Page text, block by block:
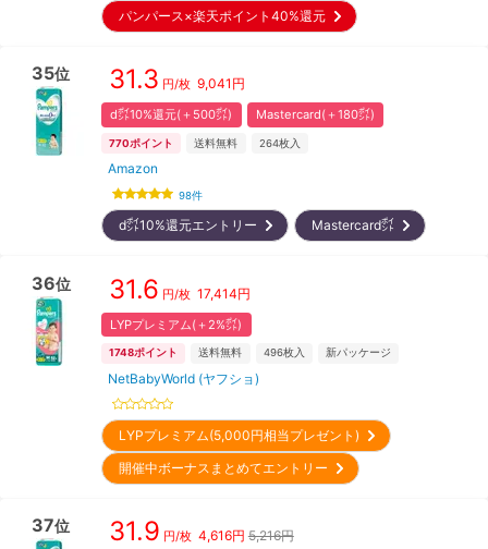
パンパース×楽天ポイント40%還元
35位 31.3 円/枚 9,041 円
d㌽10%還元(＋500㌽) Mastercard(＋180㌽)
770ポイント 送料無料 264枚入
Amazon
98件
d㌽10%還元エントリー Mastercard㌽
36位 31.6 円/枚 17,414円
LYPプレミアム(＋2%㌽)
1748ポイント 送料無料 496枚入 新パッケージ
NetBabyWorld (ヤフショ)
LYPプレミアム(5,000円相当プレゼント)
開催中ボーナスまとめてエントリー
37位 31.9 円/枚 4,616円 5,216円